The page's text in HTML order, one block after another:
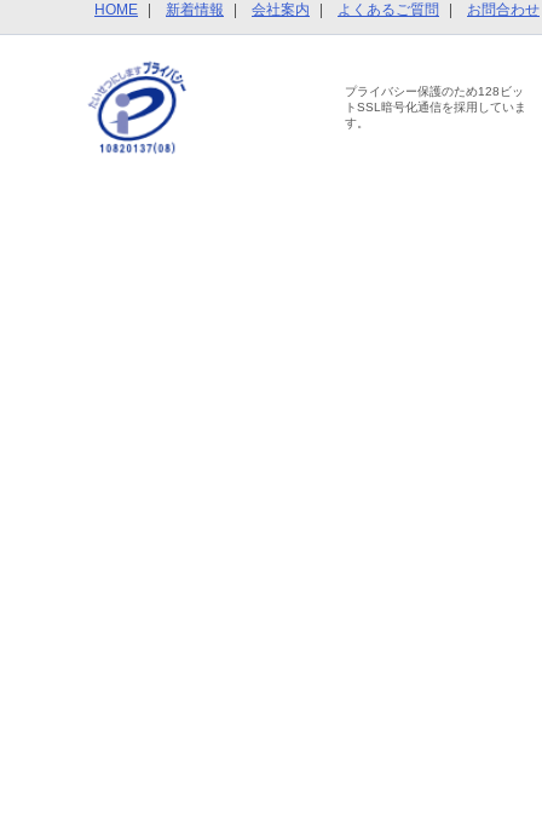
HOME 新着情報 会社案内 よくあるご質問 お問合わせ
プライバシー保護のため128ビッ
トSSL暗号化通信を採用していま
す。